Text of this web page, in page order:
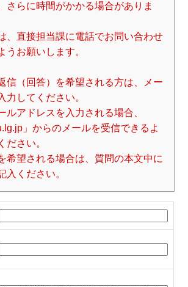
さらに時間がかかる場合がありま
、直接担当課に電話でお問い合わせ
うお願いします。
信（回答）を希望される方は、メー
力してください。
ルアドレスを入力される場合、
」からのメールを受信できるよ
ださい。
希望される場合は、質問の本文中に
入ください。